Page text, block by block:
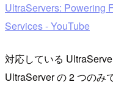
UltraServers: Powering
Services - YouTube
対応している
UltraServer の 2 つのみ